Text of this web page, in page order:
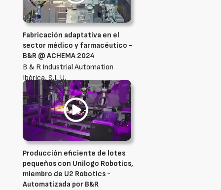
Fabricación adaptativa en el
sector médico y farmacéutico -
B&R @ ACHEMA 2024
B & R Industrial Automation
Ibérica, S.L.U.
Producción eficiente de lotes
pequeños con Unilogo Robotics,
miembro de U2 Robotics -
Automatizada por B&R